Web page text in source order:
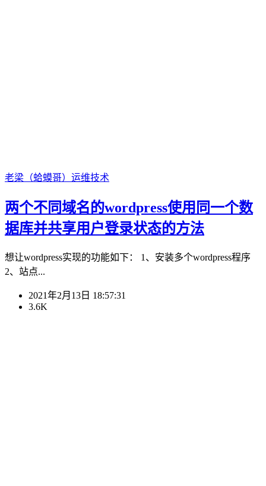
老梁（蛤蟆哥） 运维技术
两个不同域名的wordpress使用同一个数
据库并共享用户登录状态的方法
想让wordpress实现的功能如下： 1、安装多个wordpress程序
2、站点...
2021年2月13日 18:57:31
3.6K